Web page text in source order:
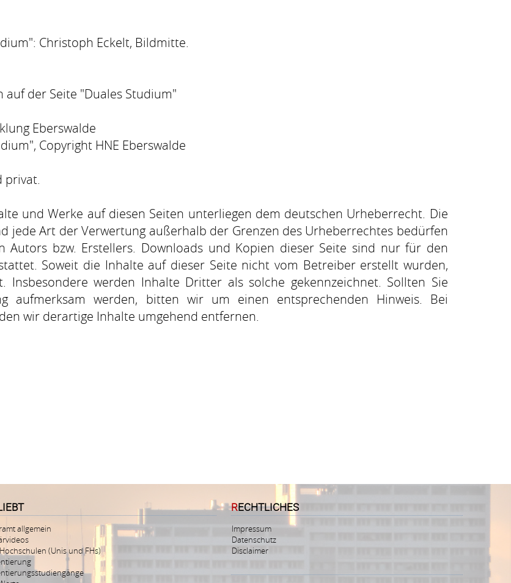
Christoph Eckelt, Bildmitte.
auf der Seite "Duales Studium"
Eberswalde
Copyright HNE Eberswalde
privat.
und Werke auf diesen Seiten unterliegen dem deutschen Urheberrecht. Die
jede Art der Verwertung außerhalb der Grenzen des Urheberrechtes bedürfen
Autors bzw. Erstellers. Downloads und Kopien dieser Seite sind nur für den
Soweit die Inhalte auf dieser Seite nicht vom Betreiber erstellt wurden,
werden Inhalte Dritter als solche gekennzeichnet. Sollten Sie
aufmerksam werden, bitten wir um einen entsprechenden Hinweis. Bei
wir derartige Inhalte umgehend entfernen.
allgemein
(Unis und FHs)
RECHTLICHES
Impressum
Datenschutz
Disclaimer